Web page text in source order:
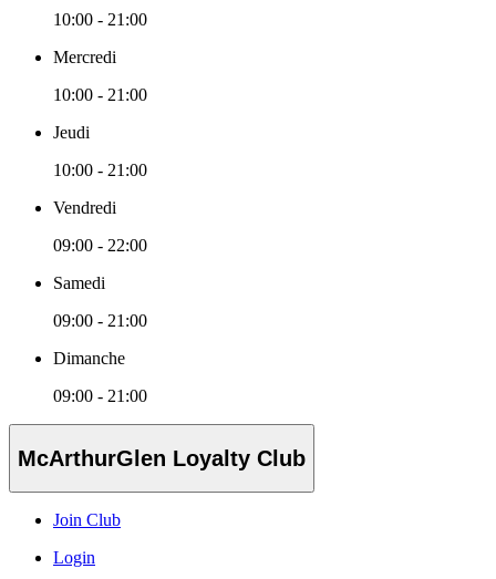
10:00 - 21:00
Mercredi
10:00 - 21:00
Jeudi
10:00 - 21:00
Vendredi
09:00 - 22:00
Samedi
09:00 - 21:00
Dimanche
09:00 - 21:00
McArthurGlen Loyalty Club
Join Club
Login